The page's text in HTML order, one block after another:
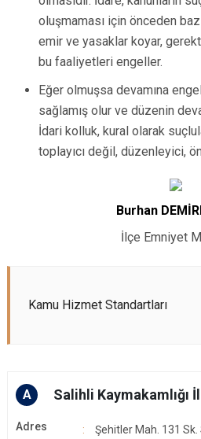
oluşmaması için önceden
emir ve yasaklar koyar,
bu faaliyetleri engeller.
Eğer olmuşsa devamına
sağlamış olur ve düzenin
İdari kolluk, kural olarak
toplayıcı değil, düzenleyici,
Burhan
İlçe Emniyet
Kamu Hizmet Standartları
A Salihli Kaymakamlığı
Adres
Şehitler Mah. 131